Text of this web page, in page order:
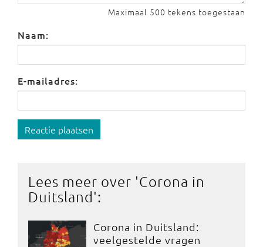
Maximaal 500 tekens toegestaan
Naam:
E-mailadres:
Reactie plaatsen
Lees meer over 'Corona in
Duitsland':
Corona in Duitsland:
veelgestelde vragen